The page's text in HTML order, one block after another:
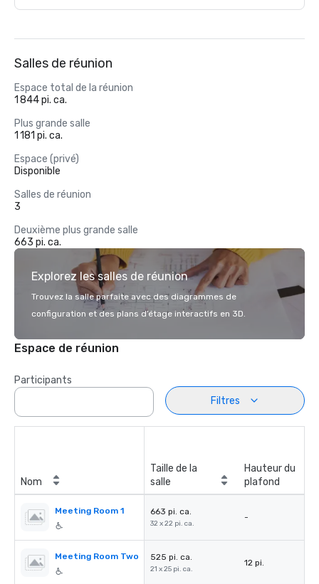
Salles de réunion
Espace total de la réunion
1 844 pi. ca.
Plus grande salle
1 181 pi. ca.
Espace (privé)
Disponible
Salles de réunion
3
Deuxième plus grande salle
663 pi. ca.
Explorez les salles de réunion
Trouvez la salle parfaite avec des diagrammes de
configuration et des plans d’étage interactifs en 3D.
Espace de réunion
Participants
Filtres
Nom
Taille de la
salle
Hauteur du
plafond
Meeting Room 1 663 pi. ca.
32 x 22 pi. ca.
-
Meeting Room Two 525 pi. ca.
21 x 25 pi. ca.
12 pi.